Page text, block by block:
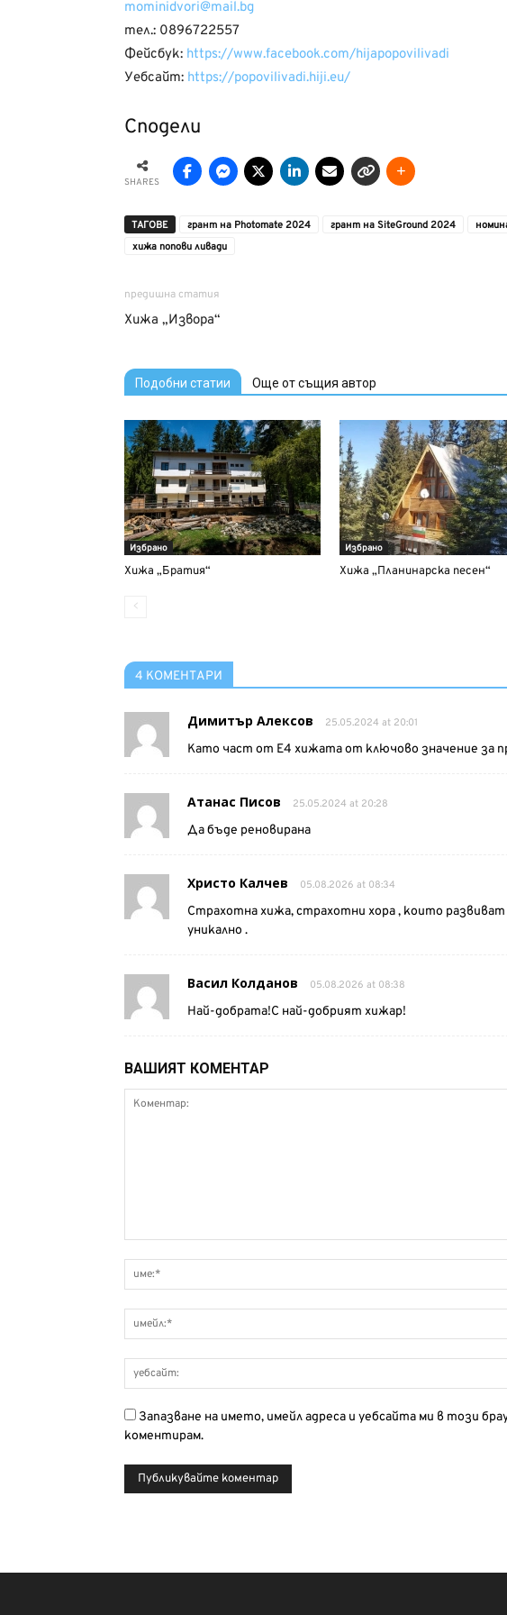
mominidvori@mail.bg
тел.: 0896722557
Фейсбук: https://www.facebook.com/hijapopovilivadi
Уебсайт: https://popovilivadi.hiji.eu/
Сподели
SHARES
ТАГОВЕ грант на Photomate 2024 грант на SiteGround 2024
хижа попови ливади
предишна статия
Хижа „Извора“
Подобни статии Още от същия автор
Избрано
Хижа „Братия“
Избрано
Хижа „Планинарска песен“
4 КОМЕНТАРИ
Димитър Алексов 25.05.2024 at 20:01
Като част от Е4 хижата от ключово значение за
Атанас Писов 25.05.2024 at 20:28
Да бъде реновирана
Христо Калчев 05.08.2026 at 08:34
Страхотна хижа, страхотни хора , които
уникално .
Васил Колданов 05.08.2026 at 08:38
Най-добрата!С най-добрият хижар!
ВАШИЯТ КОМЕНТАР
Запазване на името, имейл адреса и уебсайта ми в този
коментирам.